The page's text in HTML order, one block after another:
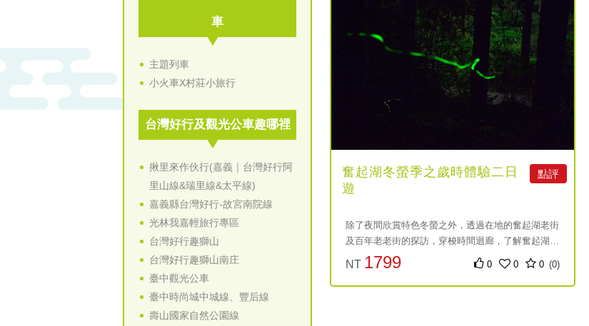
車
主題列車
小火車X村莊小旅行
台灣好行及觀光公車趣哪裡
揪里來作伙行(嘉義｜台灣好行阿
里山線&瑞里線&太平線)
嘉義縣台灣好行-故宮南院線
光林我嘉輕旅行專區
台灣好行趣獅山
台灣好行趣獅山南庄
臺中觀光公車
臺中時尚城中城線、豐后線
壽山國家自然公園線
奮起湖冬螢季之歲時體驗二日
遊
點評
除了夜間欣賞特色冬螢之外，透過在地的奮起湖老街
及百年老老街的探訪，穿梭時間迴廊，了解奮起湖的
繁榮歷史，並透過特色體驗，了解在地特色元素。
NT 1799
元
0 0 0 (0)